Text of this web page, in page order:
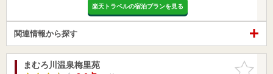
楽天トラベルの宿泊プランを見る
関連情報から探す
お気に入
まむろ川温泉梅里苑